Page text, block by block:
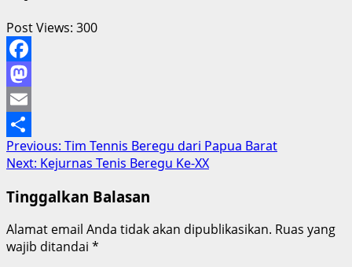
Post Views: 300
Facebook
Mastodon
Email
Share
Post
navigation
Previous: Tim Tennis Beregu dari Papua Barat
Next: Kejurnas Tenis Beregu Ke-XX
Tinggalkan Balasan
Alamat email Anda tidak akan dipublikasikan. Ruas yang
wajib ditandai *